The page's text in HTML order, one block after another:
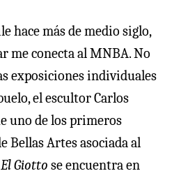
hace más de medio siglo,
me conecta al MNBA. No
exposiciones individuales
el escultor Carlos
uno de los primeros
Bellas Artes asociada al
El Giotto se encuentra en